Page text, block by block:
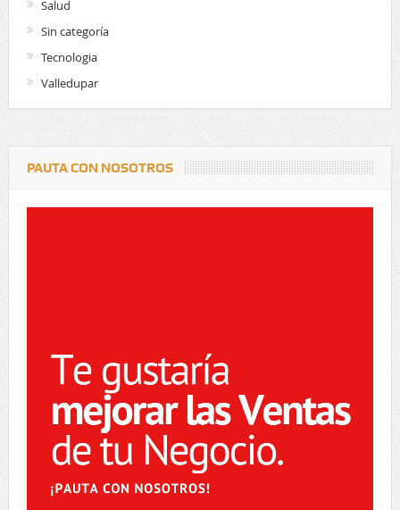
Salud
Sin categoría
Tecnologia
Valledupar
PAUTA CON NOSOTROS